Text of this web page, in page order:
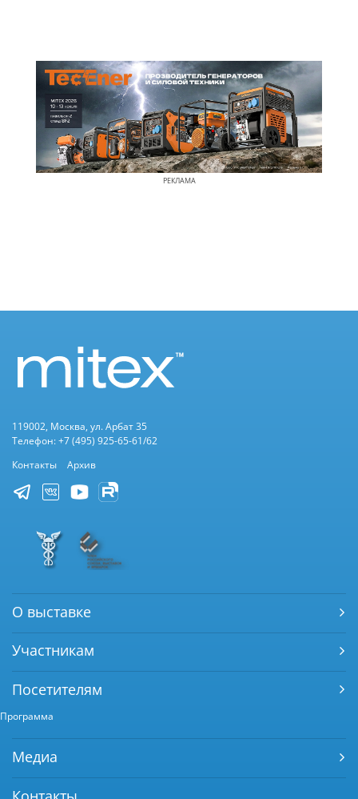
РЕКЛАМА
119002, Москва, ул. Арбат 35
Телефон: +7 (495) 925-65-61/62
Контакты
Архив
О выставке
Участникам
Посетителям
Программа
Медиа